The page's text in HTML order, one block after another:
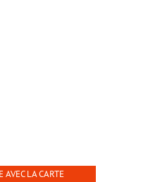
AVEC LA CARTE